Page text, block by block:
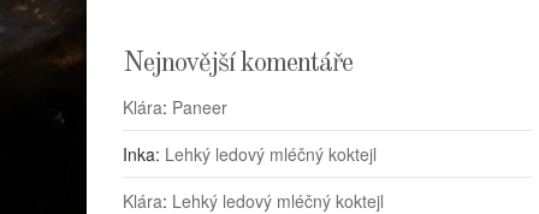
Nejnovější komentáře
Klára: Paneer
Inka: Lehký ledový mléčný koktejl
Klára: Lehký ledový mléčný koktejl